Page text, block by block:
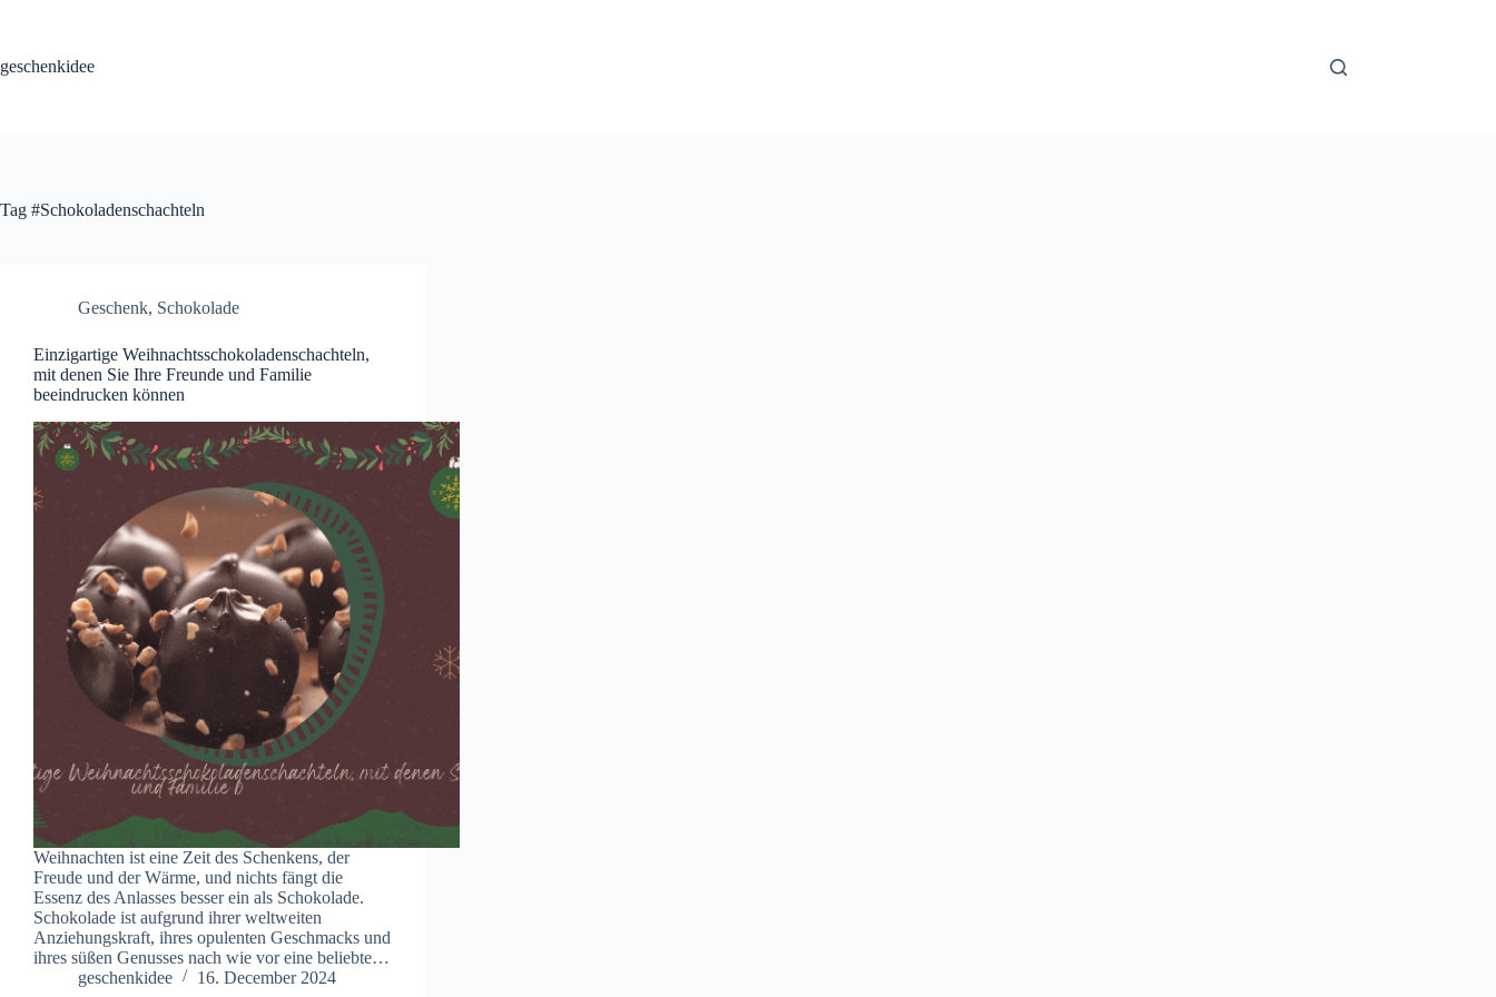
geschenkidee
Tag #Schokoladenschachteln
Geschenk, Schokolade
Einzigartige Weihnachtsschokoladenschachteln,
mit denen Sie Ihre Freunde und Familie
beeindrucken können
Weihnachten ist eine Zeit des Schenkens, der
Freude und der Wärme, und nichts fängt die
Essenz des Anlasses besser ein als Schokolade.
Schokolade ist aufgrund ihrer weltweiten
Anziehungskraft, ihres opulenten Geschmacks und
ihres süßen Genusses nach wie vor eine beliebte…
geschenkidee
16. December 2024